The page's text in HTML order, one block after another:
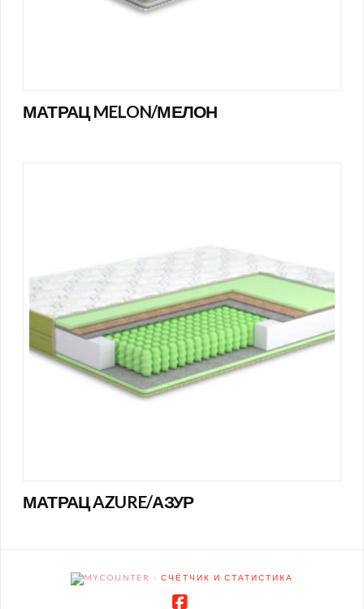
МАТРАЦ MELON/МЕЛОН
МАТРАЦ AZURE/АЗУР